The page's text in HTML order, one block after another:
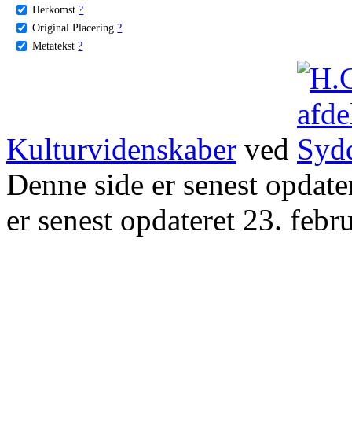
Herkomst ?
Original Placering ?
Metatekst ?
Kulturvidenskaber ved
Denne side er senest
er senest opdateret 23.